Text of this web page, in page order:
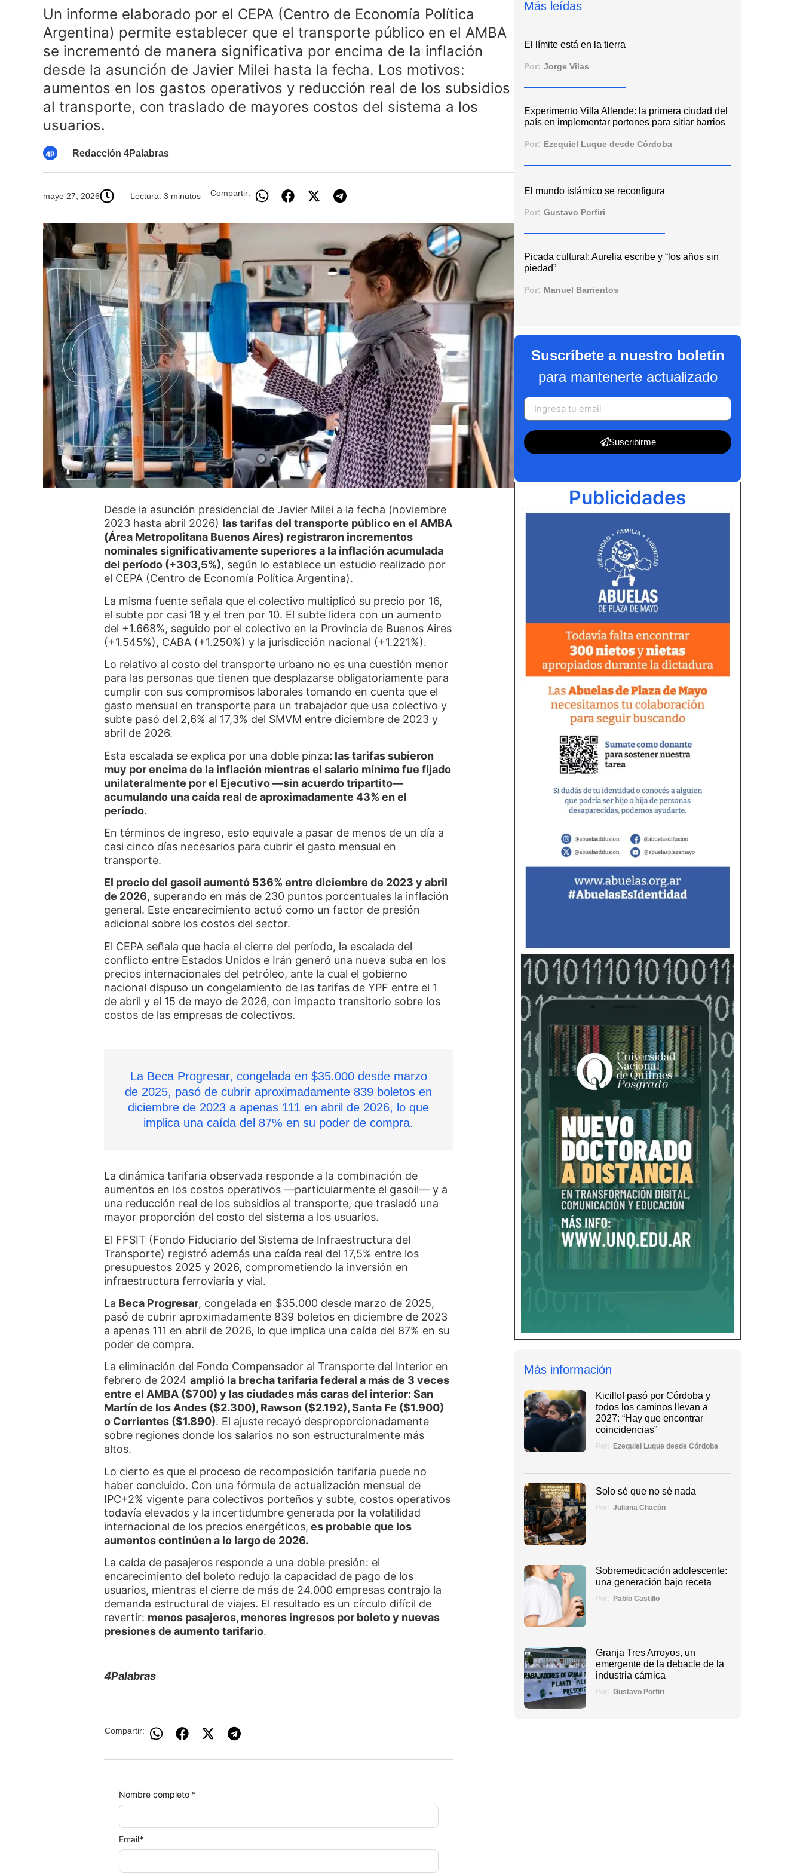
Un informe elaborado por el CEPA (Centro de Economía Política
Argentina) permite establecer que el transporte público en el AMBA
se incrementó de manera significativa por encima de la inflación
desde la asunción de Javier Milei hasta la fecha. Los motivos:
aumentos en los gastos operativos y reducción real de los subsidios
al transporte, con traslado de mayores costos del sistema a los
usuarios.
Redacción 4Palabras
mayo 27, 2026 Lectura: 3 minutos Compartir:
Desde la asunción presidencial de Javier Milei a la fecha (noviembre
2023 hasta abril 2026) las tarifas del transporte público en el AMBA
(Área Metropolitana Buenos Aires) registraron incrementos
nominales significativamente superiores a la inflación acumulada
del período (+303,5%), según lo establece un estudio realizado por
el CEPA (Centro de Economía Política Argentina).
La misma fuente señala que el colectivo multiplicó su precio por 16,
el subte por casi 18 y el tren por 10. El subte lidera con un aumento
del +1.668%, seguido por el colectivo en la Provincia de Buenos Aires
(+1.545%), CABA (+1.250%) y la jurisdicción nacional (+1.221%).
Lo relativo al costo del transporte urbano no es una cuestión menor
para las personas que tienen que desplazarse obligatoriamente para
cumplir con sus compromisos laborales tomando en cuenta que el
gasto mensual en transporte para un trabajador que usa colectivo y
subte pasó del 2,6% al 17,3% del SMVM entre diciembre de 2023 y
abril de 2026.
Esta escalada se explica por una doble pinza: las tarifas subieron
muy por encima de la inflación mientras el salario mínimo fue fijado
unilateralmente por el Ejecutivo —sin acuerdo tripartito—
acumulando una caída real de aproximadamente 43% en el
período.
En términos de ingreso, esto equivale a pasar de menos de un día a
casi cinco días necesarios para cubrir el gasto mensual en
transporte.
El precio del gasoil aumentó 536% entre diciembre de 2023 y abril
de 2026, superando en más de 230 puntos porcentuales la inflación
general. Este encarecimiento actuó como un factor de presión
adicional sobre los costos del sector.
El CEPA señala que hacia el cierre del período, la escalada del
conflicto entre Estados Unidos e Irán generó una nueva suba en los
precios internacionales del petróleo, ante la cual el gobierno
nacional dispuso un congelamiento de las tarifas de YPF entre el 1
de abril y el 15 de mayo de 2026, con impacto transitorio sobre los
costos de las empresas de colectivos.
La Beca Progresar, congelada en $35.000 desde marzo
de 2025, pasó de cubrir aproximadamente 839 boletos en
diciembre de 2023 a apenas 111 en abril de 2026, lo que
implica una caída del 87% en su poder de compra.
La dinámica tarifaria observada responde a la combinación de
aumentos en los costos operativos —particularmente el gasoil— y a
una reducción real de los subsidios al transporte, que trasladó una
mayor proporción del costo del sistema a los usuarios.
El FFSIT (Fondo Fiduciario del Sistema de Infraestructura del
Transporte) registró además una caída real del 17,5% entre los
presupuestos 2025 y 2026, comprometiendo la inversión en
infraestructura ferroviaria y vial.
La Beca Progresar, congelada en $35.000 desde marzo de 2025,
pasó de cubrir aproximadamente 839 boletos en diciembre de 2023
a apenas 111 en abril de 2026, lo que implica una caída del 87% en su
poder de compra.
La eliminación del Fondo Compensador al Transporte del Interior en
febrero de 2024amplió la brecha tarifaria federal a más de 3 veces
entre el AMBA ($700) y las ciudades más caras del interior: San
Martín de los Andes ($2.300), Rawson ($2.192), Santa Fe ($1.900)
o Corrientes ($1.890). El ajuste recayó desproporcionadamente
sobre regiones donde los salarios no son estructuralmente más
altos.
Lo cierto es que el proceso de recomposición tarifaria puede no
haber concluido. Con una fórmula de actualización mensual de
IPC+2% vigente para colectivos porteños y subte, costos operativos
todavía elevados y la incertidumbre generada por la volatilidad
internacional de los precios energéticos, es probable que los
aumentos continúen a lo largo de 2026.
La caída de pasajeros responde a una doble presión: el
encarecimiento del boleto redujo la capacidad de pago de los
usuarios, mientras el cierre de más de 24.000 empresas contrajo la
demanda estructural de viajes. El resultado es un círculo difícil de
revertir: menos pasajeros, menores ingresos por boleto y nuevas
presiones de aumento tarifario.
4Palabras
Compartir:
Nombre completo *
Email*
Más leídas
El límite está en la tierra
Por: Jorge Vilas
Experimento Villa Allende: la primera ciudad del
país en implementar portones para sitiar barrios
Por: Ezequiel Luque desde Córdoba
El mundo islámico se reconfigura
Por: Gustavo Porfiri
Picada cultural: Aurelia escribe y “los años sin
piedad”
Por: Manuel Barrientos
Suscríbete a nuestro boletín
para mantenerte actualizado
Suscribirme
Publicidades
Más información
Kicillof pasó por Córdoba y
todos los caminos llevan a
2027: “Hay que encontrar
coincidencias”
Por: Ezequiel Luque desde Córdoba
Solo sé que no sé nada
Por: Juliana Chacón
Sobremedicación adolescente:
una generación bajo receta
Por: Pablo Castillo
Granja Tres Arroyos, un
emergente de la debacle de la
industria cárnica
Por: Gustavo Porfiri